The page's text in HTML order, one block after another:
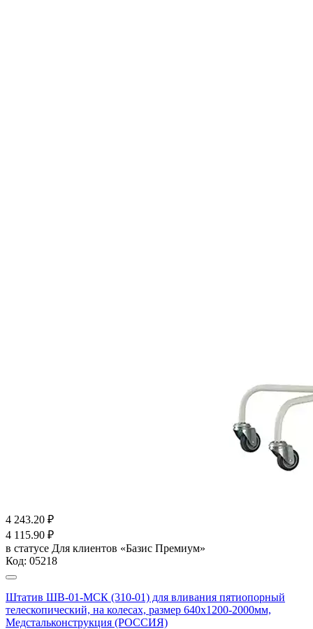
4 243.20 ₽
4 115.90 ₽
в статусе Для клиентов «Базис Премиум»
Код: 05218
Штатив ШВ-01-МСК (310-01) для вливания пятиопорный
телескопический, на колесах, размер 640х1200-2000мм,
Медстальконструкция (РОССИЯ)